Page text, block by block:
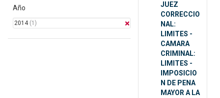
Año
2014(1)
JUEZ
CORRECCIO
NAL:
LIMITES -
CAMARA
CRIMINAL:
LIMITES -
IMPOSICIO
N DE PENA
MAYOR A LA